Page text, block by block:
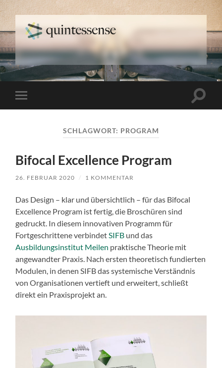
quintessense
Mobile-
Menü
SCHLAGWORT: PROGRAM
Bifocal Excellence Program
26. FEBRUAR 2020 / 1 KOMMENTAR
Das Design – klar und übersichtlich – für das Bifocal
Excellence Program ist fertig, die Broschüren sind
gedruckt. In diesem innovativen Programm für
Fortgeschrittene verbindetSIFB und das
Ausbildungsinstitut Meilen praktische Theorie mit
angewandter Praxis. Nach ersten theoretisch fundierten
Modulen, in denen SIFB das systemische Verständnis
von Organisationen vertieft und erweitert, schließt
direkt ein Praxisprojekt an.